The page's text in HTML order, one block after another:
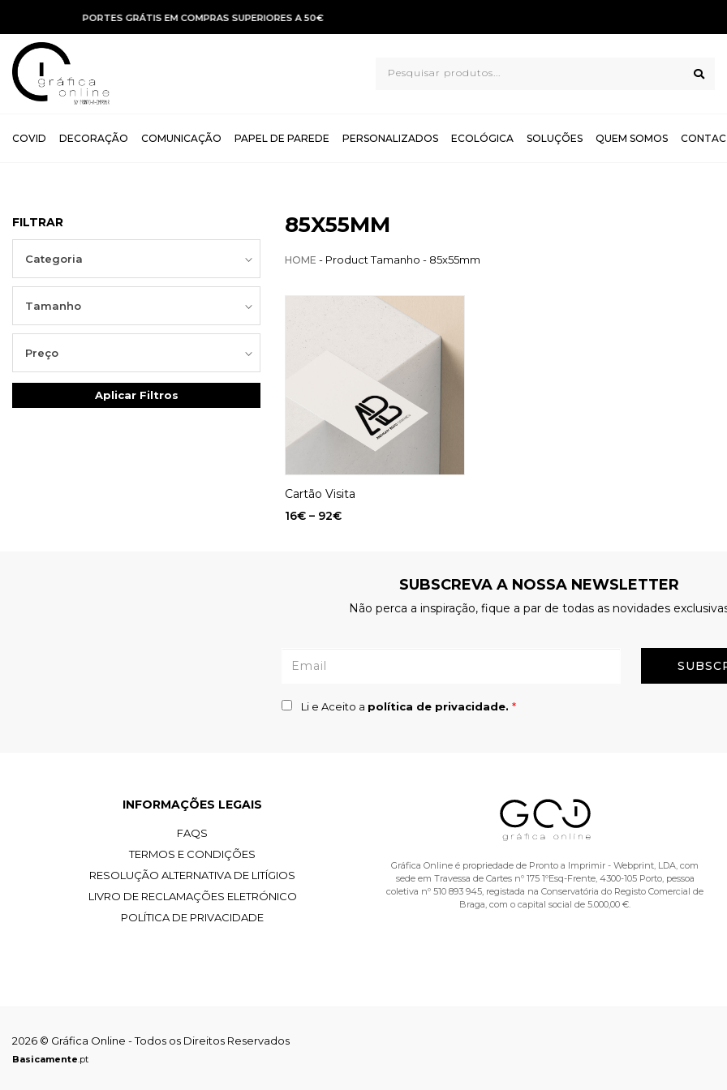
COVID DECORAÇÃO COMUNICAÇÃO PAPEL DE PAREDE PERSONALIZADOS ECOLÓGICA SOLUÇÕES QUEM SOMOS
FILTRAR
Categoria
Tamanho
Preço
Aplicar Filtros
85X55MM
HOME - Product Tamanho - 85x55mm
Cartão Visita
16€ – 92€
SUBSCREVA A NOSSA NEWSLETTER
Não perca a inspiração, fique a par de todas as novidades
Li e Aceito a política de privacidade. *
INFORMAÇÕES LEGAIS
FAQS
TERMOS E CONDIÇÕES
RESOLUÇÃO ALTERNATIVA DE LITÍGIOS
LIVRO DE RECLAMAÇÕES ELETRÓNICO
POLÍTICA DE PRIVACIDADE
Gráfica Online é propriedade de Pronto a Imprimir - Webprint, LDA, com
sede em Travessa de Cartes nº 175 1ºEsq-Frente, 4300-105 Porto, pessoa
coletiva nº 510 893 945, registada na Conservatória do Registo Comercial de
Braga, com o capital social de 5.000,00 €.
2026 © Gráfica Online - Todos os Direitos Reservados
Basicamente .pt